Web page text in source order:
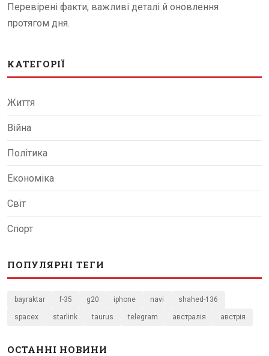
Перевірені факти, важливі деталі й оновлення
протягом дня.
КАТЕГОРІЇ
Життя
Війна
Політика
Економіка
Світ
Спорт
ПОПУЛЯРНІ ТЕГИ
bayraktar f-35 g20 iphone navi shahed-136
spacex starlink taurus telegram австралія австрія
ОСТАННІ НОВИНИ